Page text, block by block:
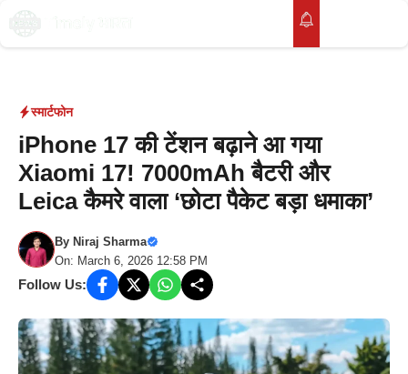
Skip
स्मार्टफोन
iPhone 17 की टेंशन बढ़ाने आ गया
Xiaomi 17! 7000mAh बैटरी और
Leica कैमरे वाला ‘छोटा पैकेट बड़ा धमाका’
By Niraj Sharma
On: March 6, 2026 12:58 PM
Follow Us: